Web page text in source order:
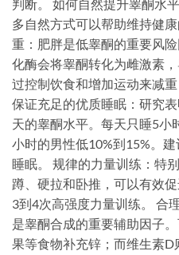
判断。 如何自然提升睾酮水
多自然方式可以帮助维持健
重：肥胖是低睾酮的重要风
化酶会将睾酮转化为雌激素
过控制饮食和增加运动来减
保证充足的优质睡眠：研究
天的睾酮水平。每天只睡5小
小时的男性低10%到15%。
睡眠。 规律的力量训练：特
蹲、硬拉和卧推，可以有效
3到4次高强度力量训练。 合
是睾酮合成的重要辅助因子
果等食物补充锌；而维生素